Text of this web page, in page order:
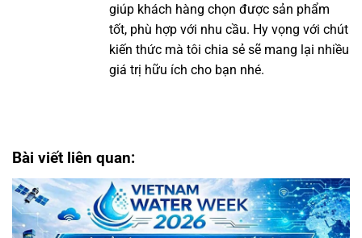
giúp khách hàng chọn được sản phẩm
tốt, phù hợp với nhu cầu. Hy vọng với chút
kiến thức mà tôi chia sẻ sẽ mang lại nhiều
giá trị hữu ích cho bạn nhé.
Bài viết liên quan: